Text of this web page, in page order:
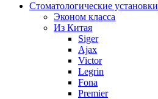
Стоматологические установки
Эконом класса
Из Китая
Siger
Ajax
Victor
Legrin
Fona
Premier